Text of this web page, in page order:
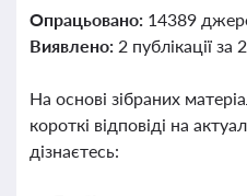
Опрацьовано: 14389
Виявлено: 2 публікації за
На основі зібраних
короткі відповіді на
дізнаєтесь: